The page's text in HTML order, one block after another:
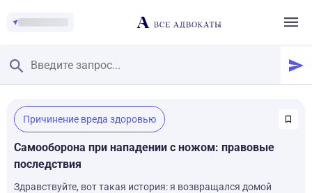
Главная
/
Смотреть заданные вопросы
/
Задать вопрос
Причинение вреда здоровью
Самооборона при нападении с ножом: правовые
последствия
Здравствуйте, вот такая история: я возвращался домой